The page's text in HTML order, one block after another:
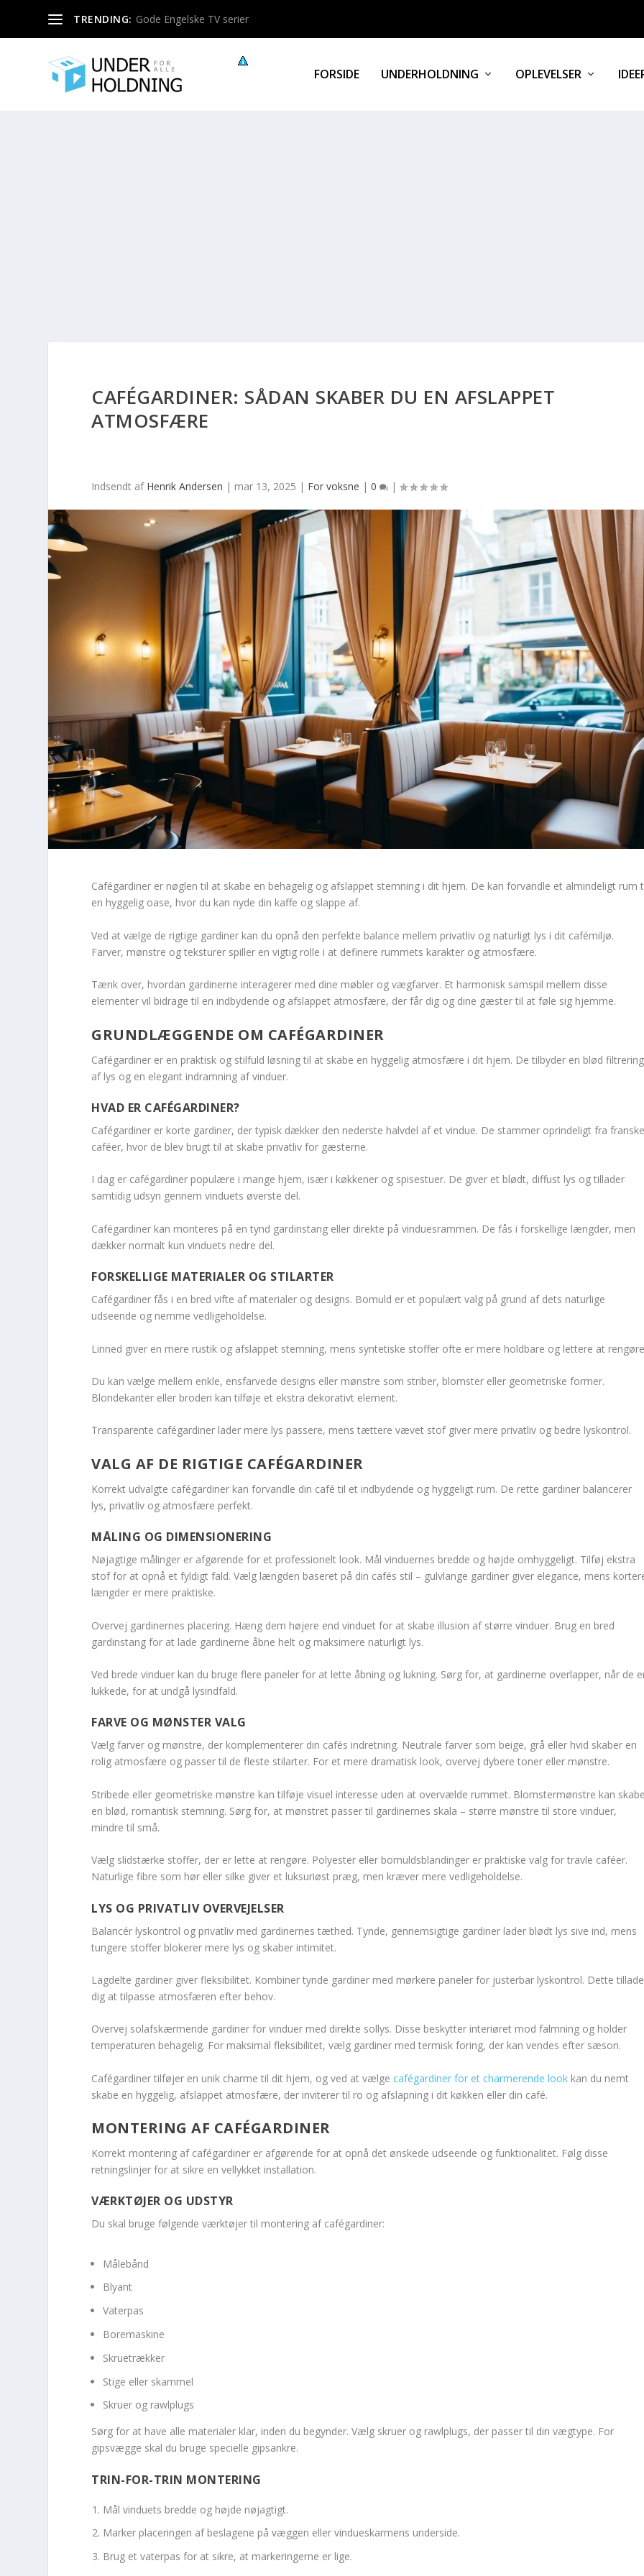
TRENDING: Gode Engelske TV serier
FORSIDE UNDERHOLDNING OPLEVELSER
CAFÉGARDINER: SÅDAN SKABER DU EN AFSLAPPET
ATMOSFÆRE
Indsendt af Henrik Andersen | mar 13, 2025 | For voksne |0 |
Cafégardiner er nøglen til at skabe en behagelig og afslappet stemning i dit hjem. De kan forvandle et almindeligt rum
en hyggelig oase, hvor du kan nyde din kaffe og slappe af.
Ved at vælge de rigtige gardiner kan du opnå den perfekte balance mellem privatliv og naturligt lys i dit cafémiljø.
Farver, mønstre og teksturer spiller en vigtig rolle i at definere rummets karakter og atmosfære.
Tænk over, hvordan gardinerne interagerer med dine møbler og vægfarver. Et harmonisk samspil mellem disse
elementer vil bidrage til en indbydende og afslappet atmosfære, der får dig og dine gæster til at føle sig hjemme.
GRUNDLÆGGENDE OM CAFÉGARDINER
Cafégardiner er en praktisk og stilfuld løsning til at skabe en hyggelig atmosfære i dit hjem. De tilbyder en blød filtrering
af lys og en elegant indramning af vinduer.
HVAD ER CAFÉGARDINER?
Cafégardiner er korte gardiner, der typisk dækker den nederste halvdel af et vindue. De stammer oprindeligt fra
caféer, hvor de blev brugt til at skabe privatliv for gæsterne.
I dag er cafégardiner populære i mange hjem, især i køkkener og spisestuer. De giver et blødt, diffust lys og tillader
samtidig udsyn gennem vinduets øverste del.
Cafégardiner kan monteres på en tynd gardinstang eller direkte på vinduesrammen. De fås i forskellige længder, men
dækker normalt kun vinduets nedre del.
FORSKELLIGE MATERIALER OG STILARTER
Cafégardiner fås i en bred vifte af materialer og designs. Bomuld er et populært valg på grund af dets naturlige
udseende og nemme vedligeholdelse.
Linned giver en mere rustik og afslappet stemning, mens syntetiske stoffer ofte er mere holdbare og lettere at
Du kan vælge mellem enkle, ensfarvede designs eller mønstre som striber, blomster eller geometriske former.
Blondekanter eller broderi kan tilføje et ekstra dekorativt element.
Transparente cafégardiner lader mere lys passere, mens tættere vævet stof giver mere privatliv og bedre lyskontrol.
VALG AF DE RIGTIGE CAFÉGARDINER
Korrekt udvalgte cafégardiner kan forvandle din café til et indbydende og hyggeligt rum. De rette gardiner balancerer
lys, privatliv og atmosfære perfekt.
MÅLING OG DIMENSIONERING
Nøjagtige målinger er afgørende for et professionelt look. Mål vinduernes bredde og højde omhyggeligt. Tilføj ekstra
stof for at opnå et fyldigt fald. Vælg længden baseret på din cafés stil – gulvlange gardiner giver elegance, mens
længder er mere praktiske.
Overvej gardinernes placering. Hæng dem højere end vinduet for at skabe illusion af større vinduer. Brug en bred
gardinstang for at lade gardinerne åbne helt og maksimere naturligt lys.
Ved brede vinduer kan du bruge flere paneler for at lette åbning og lukning. Sørg for, at gardinerne overlapper, når de
lukkede, for at undgå lysindfald.
FARVE OG MØNSTER VALG
Vælg farver og mønstre, der komplementerer din cafés indretning. Neutrale farver som beige, grå eller hvid skaber en
rolig atmosfære og passer til de fleste stilarter. For et mere dramatisk look, overvej dybere toner eller mønstre.
Stribede eller geometriske mønstre kan tilføje visuel interesse uden at overvælde rummet. Blomstermønstre kan
en blød, romantisk stemning. Sørg for, at mønstret passer til gardinernes skala – større mønstre til store vinduer,
mindre til små.
Vælg slidstærke stoffer, der er lette at rengøre. Polyester eller bomuldsblandinger er praktiske valg for travle caféer.
Naturlige fibre som hør eller silke giver et luksuriøst præg, men kræver mere vedligeholdelse.
LYS OG PRIVATLIV OVERVEJELSER
Balancér lyskontrol og privatliv med gardinernes tæthed. Tynde, gennemsigtige gardiner lader blødt lys sive ind, mens
tungere stoffer blokerer mere lys og skaber intimitet.
Lagdelte gardiner giver fleksibilitet. Kombiner tynde gardiner med mørkere paneler for justerbar lyskontrol. Dette
dig at tilpasse atmosfæren efter behov.
Overvej solafskærmende gardiner for vinduer med direkte sollys. Disse beskytter interiøret mod falmning og holder
temperaturen behagelig. For maksimal fleksibilitet, vælg gardiner med termisk foring, der kan vendes efter sæson.
Cafégardiner tilføjer en unik charme til dit hjem, og ved at vælgecafégardiner for et charmerende look kan du nemt
skabe en hyggelig, afslappet atmosfære, der inviterer til ro og afslapning i dit køkken eller din café.
MONTERING AF CAFÉGARDINER
Korrekt montering af cafégardiner er afgørende for at opnå det ønskede udseende og funktionalitet. Følg disse
retningslinjer for at sikre en vellykket installation.
VÆRKTØJER OG UDSTYR
Du skal bruge følgende værktøjer til montering af cafégardiner:
Målebånd
Blyant
Vaterpas
Boremaskine
Skruetrækker
Stige eller skammel
Skruer og rawlplugs
Sørg for at have alle materialer klar, inden du begynder. Vælg skruer og rawlplugs, der passer til din vægtype. For
gipsvægge skal du bruge specielle gipsankre.
TRIN-FOR-TRIN MONTERING
Mål vinduets bredde og højde nøjagtigt.
Marker placeringen af beslagene på væggen eller vindueskarmens underside.
Brug et vaterpas for at sikre, at markeringerne er lige.